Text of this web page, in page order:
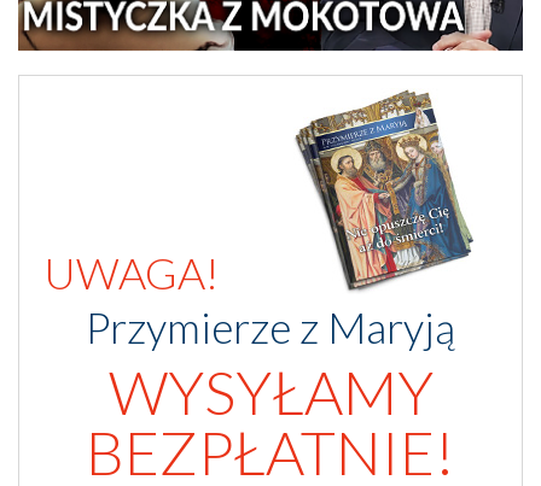
UWAGA!
Przymierze z Maryją
WYSYŁAMY
BEZPŁATNIE!